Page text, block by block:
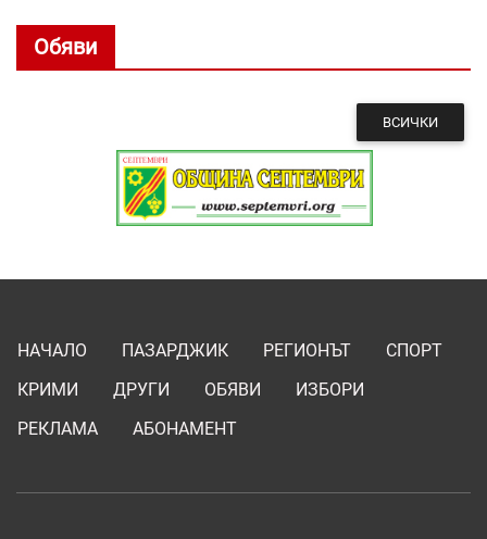
Обяви
ВСИЧКИ
НАЧАЛО ПАЗАРДЖИК РЕГИОНЪТ
СПОРТ
КРИМИ
ДРУГИ ОБЯВИ
ИЗБОРИ
РЕКЛАМА
АБОНАМЕНТ